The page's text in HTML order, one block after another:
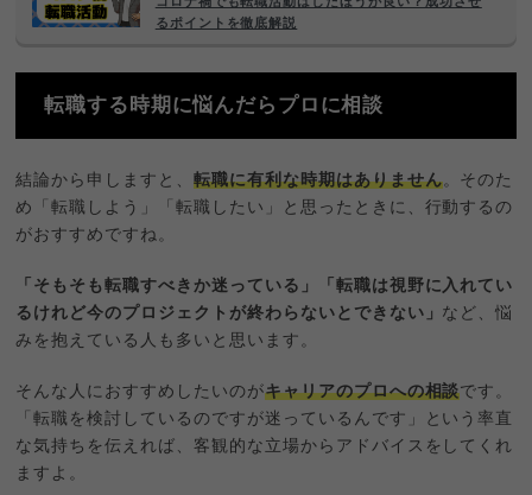
るポイントを徹底解説
転職する時期に悩んだらプロに相談
結論から申しますと、転職に有利な時期はありません。そのた
め「転職しよう」「転職したい」と思ったときに、行動するの
がおすすめですね。
「そもそも転職すべきか迷っている」「転職は視野に入れてい
るけれど今のプロジェクトが終わらないとできない」 など、悩
みを抱えている人も多いと思います。
そんな人におすすめしたいのがキャリアのプロへの相談です。
「転職を検討しているのですが迷っているんです」という率直
な気持ちを伝えれば、客観的な立場からアドバイスをしてくれ
ますよ。